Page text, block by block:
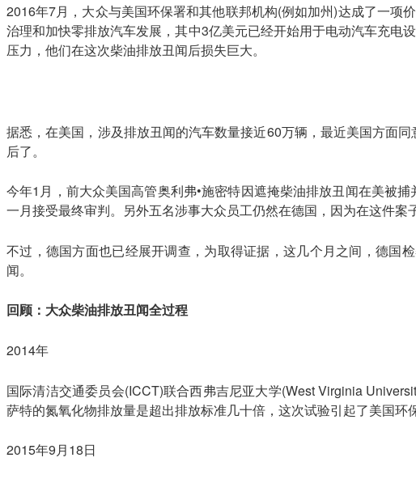
2016年7月，大众与美国环保署和其他联邦机构(例如加州)达成了一项
治理和加快零排放汽车发展，其中3亿美元已经开始用于电动汽车充电
压力，他们在这次柴油排放丑闻后损失巨大。
据悉，在美国，涉及排放丑闻的汽车数量接近60万辆，最近美国方面
后了。
今年1月，前大众美国高管奥利弗•施密特因遮掩柴油排放丑闻在美被
一月接受最终审判。另外五名涉事大众员工仍然在德国，因为在这件案
不过，德国方面也已经展开调查，为取得证据，这几个月之间，德国
闻。
回顾：大众柴油排放丑闻全过程
2014年
国际清洁交通委员会(ICCT)联合西弗吉尼亚大学(West Virginia
萨特的氮氧化物排放量是超出排放标准几十倍，这次试验引起了美国环
2015年9月18日